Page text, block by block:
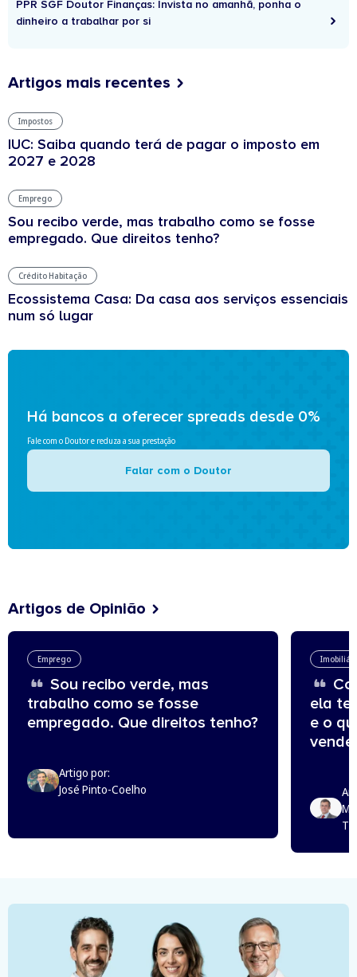
PPR SGF Doutor Finanças: Invista no amanhã, ponha o
dinheiro a trabalhar por si
Artigos mais recentes
Impostos
IUC: Saiba quando terá de pagar o imposto em
2027 e 2028
Emprego
Sou recibo verde, mas trabalho como se fosse
empregado. Que direitos tenho?
Crédito Habitação
Ecossistema Casa: Da casa aos serviços essenciais
num só lugar
Há bancos a oferecer spreads desde 0%
Fale com o Doutor e reduza a sua prestação
Falar com o Doutor
Artigos de Opinião
Emprego
Sou recibo verde, mas
trabalho como se fosse
empregado. Que direitos tenho?
Artigo por:
José Pinto-Coelho
ela
e o